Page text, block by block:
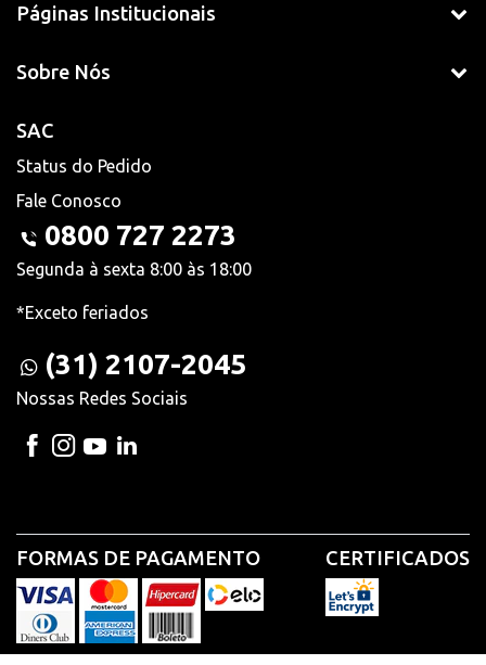
Páginas Institucionais
Sobre Nós
SAC
Status do Pedido
Fale Conosco
0800 727 2273
Segunda à sexta 8:00 às 18:00
*Exceto feriados
(31) 2107-2045
Nossas Redes Sociais
FORMAS DE PAGAMENTO CERTIFICADOS